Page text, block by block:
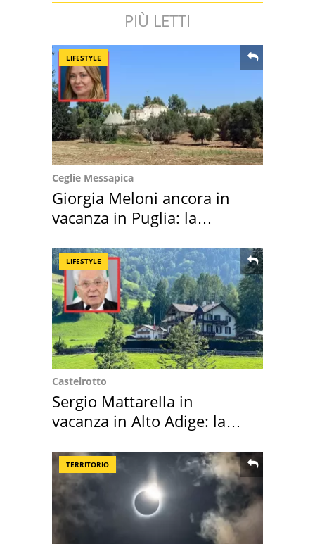
PIÙ LETTI
LIFESTYLE
Ceglie Messapica
Giorgia Meloni ancora in
vacanza in Puglia: la
LIFESTYLE
Castelrotto
Sergio Mattarella in
vacanza in Alto Adige: la
TERRITORIO